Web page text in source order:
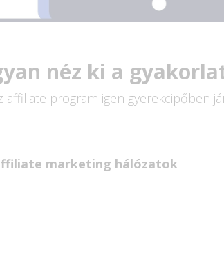
néz ki a
affiliate program igen gyerekcipőben
marketing hálózatok